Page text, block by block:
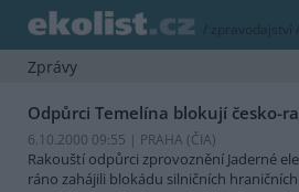
/ zpravodajství /
Zprávy
Odpůrci Temelína blokují česko-
6.10.2000 09:55 | PRAHA (ČIA)
Rakouští odpůrci zprovoznění Jaderné
ráno zahájili blokádu silničních